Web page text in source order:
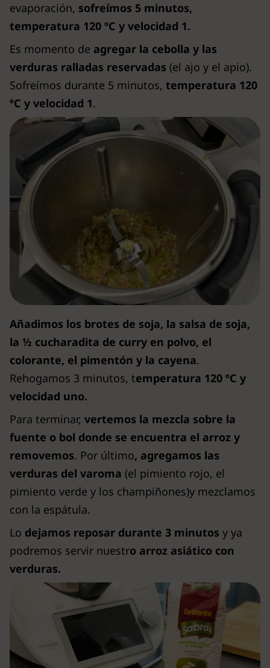
evaporación, sofreímos 5 minutos,
temperatura 120 ºC y velocidad 1.
Es momento de agregar la cebolla y las
verduras ralladas reservadas (el ajo y el apio).
Sofreímos durante 5 minutos, temperatura 120
ºC y velocidad 1.
Añadimos los brotes de soja, la salsa de soja,
la ½ cucharadita de curry en polvo, el
colorante, el pimentón y la cayena.
Rehogamos 3 minutos, temperatura 120 ºC y
velocidad uno.
Para terminar, vertemos la mezcla sobre la
fuente o bol donde se encuentra el arroz y
removemos. Por último, agregamos las
verduras del varoma (el pimiento rojo, el
pimiento verde y los champiñones)y mezclamos
con la espátula.
Lo dejamos reposar durante 3 minutos y ya
podremos servir nuestro arroz asiático con
verduras.